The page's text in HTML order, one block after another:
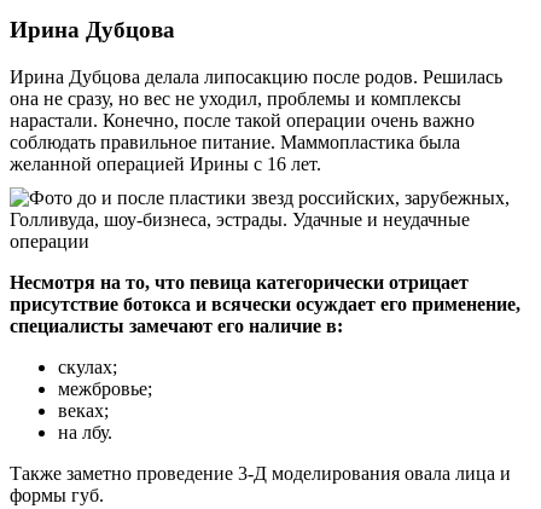
Ирина Дубцова
Ирина Дубцова делала липосакцию после родов. Решилась
она не сразу, но вес не уходил, проблемы и комплексы
нарастали. Конечно, после такой операции очень важно
соблюдать правильное питание. Маммопластика была
желанной операцией Ирины с 16 лет.
Несмотря на то, что певица категорически отрицает
присутствие ботокса и всячески осуждает его применение,
специалисты замечают его наличие в:
скулах;
межбровье;
веках;
на лбу.
Также заметно проведение 3-Д моделирования овала лица и
формы губ.